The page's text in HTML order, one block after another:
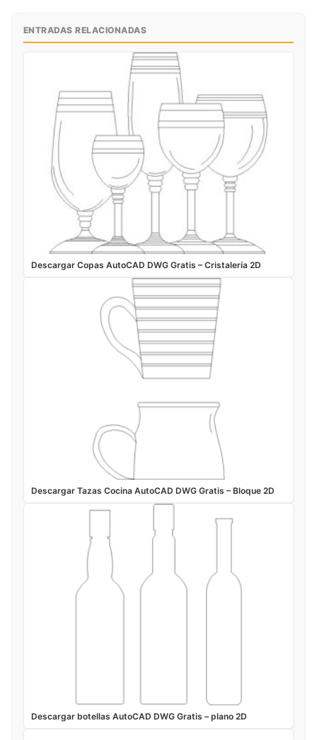
ENTRADAS RELACIONADAS
Descargar Copas AutoCAD DWG Gratis – Cristalería 2D
Descargar Tazas Cocina AutoCAD DWG Gratis – Bloque 2D
Descargar botellas AutoCAD DWG Gratis – plano 2D